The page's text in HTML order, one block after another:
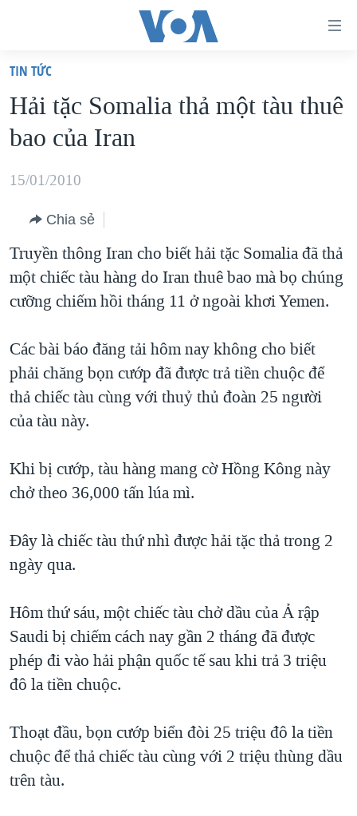
truy
cập
Tới
dung
chính
điều
hướng
chính
tới
"Tìm"
VIỆT NAM
HOA KỲ
BIỂN ĐÔNG
BLOG
DIỄN ĐÀN
MỤC
VẠCH TRẦN TIN GIẢ
NGƯỜI VIỆT HẢI NGOẠI
ĐỜI SỐNG
KHOA HỌC
SỨC KHOẺ
THỂ THAO
GIÁO DỤC
CHUYÊN ĐỀ
CHIẾN TRANH THƯƠNG MẠI CỦA MỸ: QUÁ KHỨ VÀ HIỆN
HÀNH TRÌNH BẦU CỬ 2024
MỘT NĂM CHIẾN TRANH TẠI DẢI GAZA
NGÀY TỊ NẠN THẾ GIỚI
GROUND ZERO – XƯA VÀ NAY
CHI PHÍ CHIẾN TRANH AFGHANISTAN
THƯỢNG ĐỈNH TRUMP-KIM TẠI VIỆT NAM
TRỊNH VĨNH BÌNH VS. CHÍNH PHỦ VIỆT NAM
NGƯ DÂN VIỆT VÀ LÀN SÓNG TRỘM HẢI SÂM
QUAN HỆ VIỆT MỸ
HỌC TIẾNG ANH
VIDEO
NGHE
TIN TỨC
Hải tặc Somalia thả một tàu thuê
bao của Iran
15/01/2010
Chia sẻ
Truyền thông Iran cho biết hải tặc Somalia đã thả
một chiếc tàu hàng do Iran thuê bao mà bọ chúng
cưỡng chiếm hồi tháng 11 ở ngoài khơi Yemen.
Các bài báo đăng tải hôm nay không cho biết
phải chăng bọn cướp đã được trả tiền chuộc để
thả chiếc tàu cùng với thuỷ thủ đoàn 25 người
của tàu này.
Khi bị cướp, tàu hàng mang cờ Hồng Kông này
chở theo 36,000 tấn lúa mì.
Đây là chiếc tàu thứ nhì được hải tặc thả trong 2
ngày qua.
Hôm thứ sáu, một chiếc tàu chở dầu của Ả rập
Saudi bị chiếm cách nay gần 2 tháng đã được
phép đi vào hải phận quốc tế sau khi trả 3 triệu
đô la tiền chuộc.
Thoạt đầu, bọn cướp biển đòi 25 triệu đô la tiền
chuộc để thả chiếc tàu cùng với 2 triệu thùng dầu
trên tàu.